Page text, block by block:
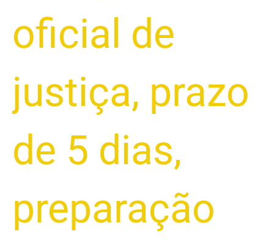
oficial de
justiça, prazo
de 5 dias,
preparação